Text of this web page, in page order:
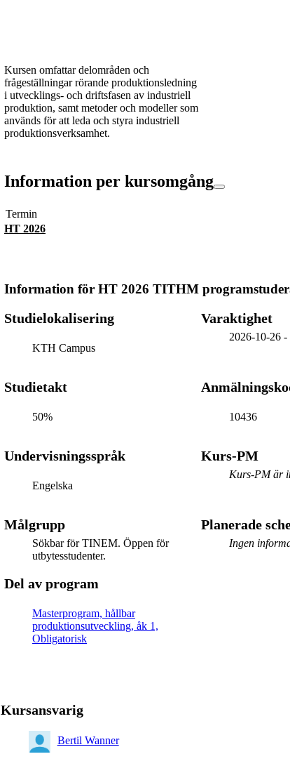
Kursen omfattar delområden och
frågeställningar rörande produktionsledning
i utvecklings- och driftsfasen av industriell
produktion, samt metoder och modeller som
används för att leda och styra industriell
produktionsverksamhet.
Information per kursomgång
Termin
HT 2026
Information för HT 2026 TITHM
Studielokalisering
KTH Campus
Varaktighet
2026-10-26 -
Studietakt
50% 10436
Undervisningsspråk
Engelska
Kurs-PM
Kurs-PM är
Målgrupp
Sökbar för TINEM. Öppen för
utbytesstudenter.
Planerade
Ingen
Del av program
Masterprogram, hållbar
produktionsutveckling, åk 1,
Obligatorisk
Kursansvarig
Bertil Wanner